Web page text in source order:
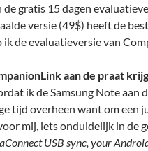
de gratis 15 dagen
versie (49$) heeft de
ik de evaluatieversie van
aan de praat
ik de Samsung Note aan
tijd overheen want om een
mij, iets onduidelijk in de
USB sync, your